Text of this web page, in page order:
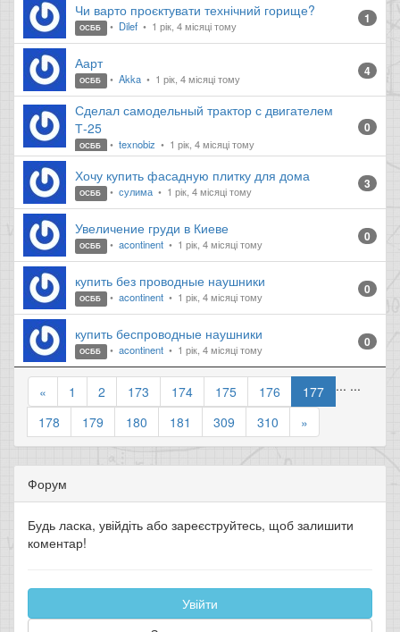
Чи варто проєктувати технічний горище?
ОСББ Dilef 1 рік, 4 місяці тому 1
Аарт
ОСББ Akka 1 рік, 4 місяці тому 4
Сделал самодельный трактор с двигателем
Т-25
ОСББ texnobiz 1 рік, 4 місяці тому
0
Хочу купить фасадную плитку для дома
ОСББ сулима 1 рік, 4 місяці тому 3
Увеличение груди в Киеве
ОСББ acontinent 1 рік, 4 місяці тому 0
купить без проводные наушники
ОСББ acontinent 1 рік, 4 місяці тому 0
купить беспроводные наушники
ОСББ acontinent 1 рік, 4 місяці тому 0
« 1 2 ...
173 174 175 176
177
178
179 180 181
...
309 310 »
Форум
Будь ласка, увійдіть або зареєструйтесь, щоб залишити
коментар!
Увійти